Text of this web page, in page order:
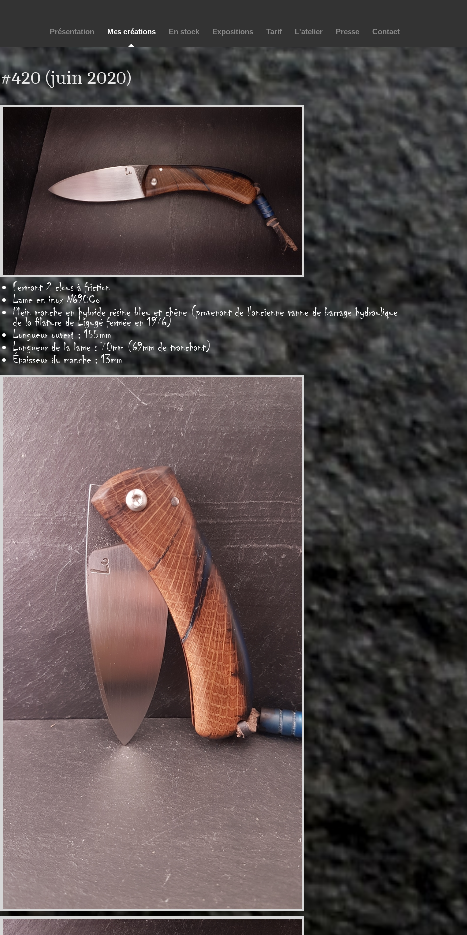
Présentation Mes créations En stock Expositions Tarif L'atelier Presse Contact
#420 (juin 2020)
Fermant 2 clous à friction
Lame en inox N690Co
Plein manche en hybride résine bleu et chêne (provenant de l'ancienne vanne de barrage hydraulique
de la filature de Ligugé fermée en 1976)
Longueur ouvert : 155mm
Longueur de la lame : 70mm (69mm de tranchant)
Épaisseur du manche : 13mm